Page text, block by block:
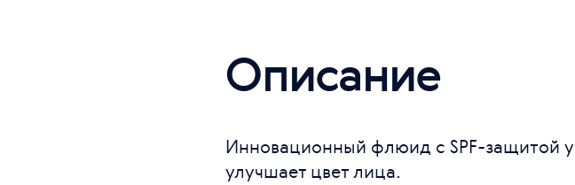
Описание
Инновационный флюид с SPF-защитой
улучшает цвет лица.